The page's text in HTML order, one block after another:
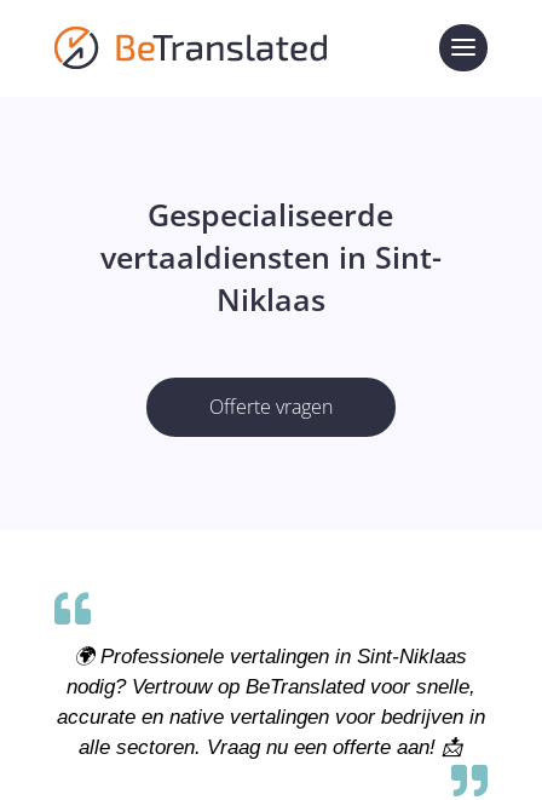
Gespecialiseerde
vertaaldiensten in Sint-
Niklaas
Offerte vragen

🌍 Professionele vertalingen in Sint-Niklaas
nodig? Vertrouw op BeTranslated voor snelle,
accurate en native vertalingen voor bedrijven in
alle sectoren. Vraag nu een offerte aan! 📩
